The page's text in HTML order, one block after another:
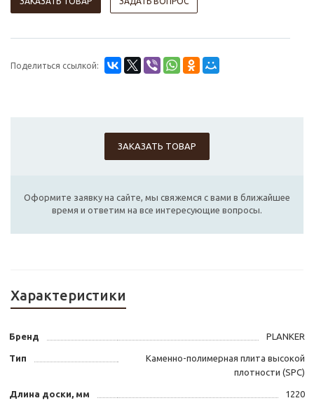
Поделиться ссылкой:
ЗАКАЗАТЬ ТОВАР
Оформите заявку на сайте, мы свяжемся с вами в ближайшее
время и ответим на все интересующие вопросы.
Характеристики
Бренд PLANKER
Тип
Каменно-полимерная плита высокой
плотности (SPC)
Длина доски, мм 1220